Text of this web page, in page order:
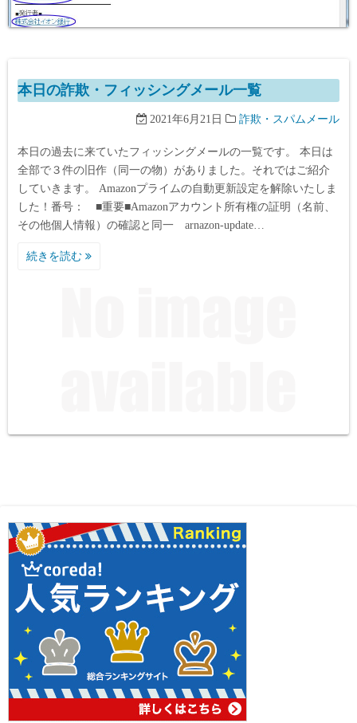
本日の詐欺・フィッシングメール一覧
2021年6月21日 詐欺・スパムメール
本日の過去に来ていたフィッシングメールの一覧です。 本日は
全部で３件の旧作（同一の物）がありました。それではご紹介
していきます。 Amazonプライムの自動更新設定を解除いたしま
した！番号： ■重要■Amazonアカウント所有権の証明（名前、
その他個人情報）の確認と同一 arnazon-update…
続きを読む